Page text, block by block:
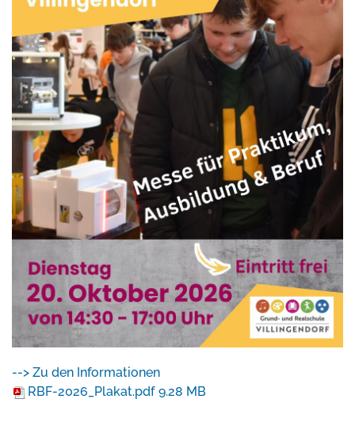
--> Zu den Informationen
RBF-2026_Plakat.pdf 9.28 MB